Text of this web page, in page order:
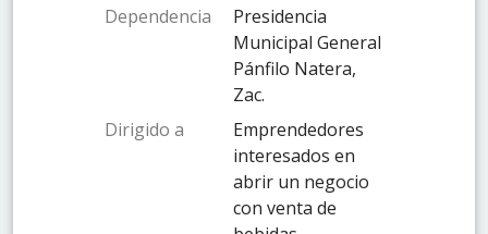
Dependencia
Presidencia
Municipal General
Pánfilo Natera,
Zac.
Dirigido a
Emprendedores
interesados en
abrir un negocio
con venta de